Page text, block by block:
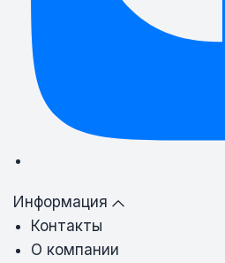
Информация
Контакты
О компании